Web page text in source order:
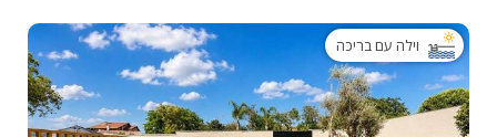
וילה עם בריכה